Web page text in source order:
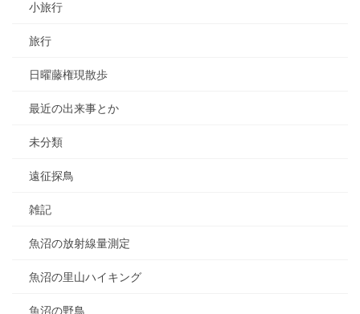
小旅行
旅行
日曜藤権現散歩
最近の出来事とか
未分類
遠征探鳥
雑記
魚沼の放射線量測定
魚沼の里山ハイキング
魚沼の野鳥